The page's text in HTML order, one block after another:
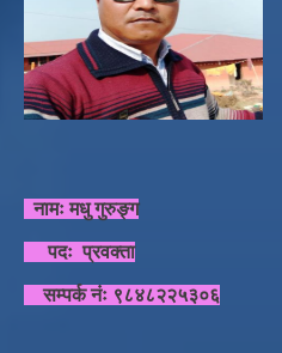
नामः मधु गुरुङ्ग
पदः प्रवक्ता
सम्पर्क नंः ९८४८२२५३०६